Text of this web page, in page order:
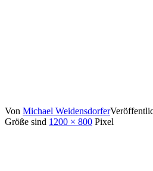
Von Michael Weidensdorfer
Größe sind 1200 × 800 Pixel